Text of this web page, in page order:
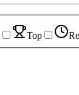
Top